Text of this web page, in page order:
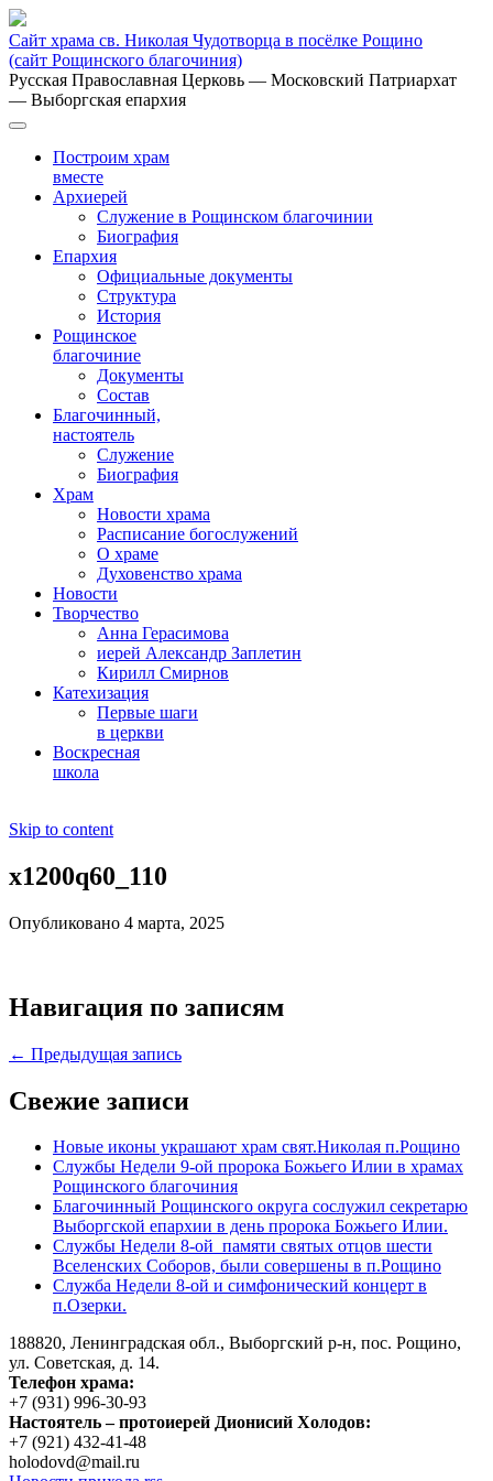
Сайт храма св. Николая Чудотворца в посёлке Рощино
(сайт Рощинского благочиния)
Русская Православная Церковь — Московский Патриархат
— Выборгская епархия
Построим храм
вместе
Архиерей
Служение в Рощинском благочинии
Биография
Епархия
Официальные документы
Структура
История
Рощинское
благочиние
Документы
Состав
Благочинный,
настоятель
Служение
Биография
Храм
Новости храма
Расписание богослужений
О храме
Духовенство храма
Новости
Творчество
Анна Герасимова
иерей Александр Заплетин
Кирилл Смирнов
Катехизация
Первые шаги
в церкви
Воскресная
школа
Skip to content
x1200q60_110
Опубликовано 4 марта, 2025
Навигация по записям
← Предыдущая запись
Свежие записи
Новые иконы украшают храм свят.Николая п.Рощино
Службы Недели 9-ой пророка Божьего Илии в храмах
Рощинского благочиния
Благочинный Рощинского округа сослужил секретарю
Выборгской епархии в день пророка Божьего Илии.
Службы Недели 8-ой памяти святых отцов шести
Вселенских Соборов, были совершены в п.Рощино
Служба Недели 8-ой и симфонический концерт в
п.Озерки.
188820, Ленинградская обл., Выборгский р-н, пос. Рощино,
ул. Советская, д. 14.
Телефон храма:
+7 (931) 996-30-93
Настоятель – протоиерей Дионисий Холодов:
+7 (921) 432-41-48
holodovd@mail.ru